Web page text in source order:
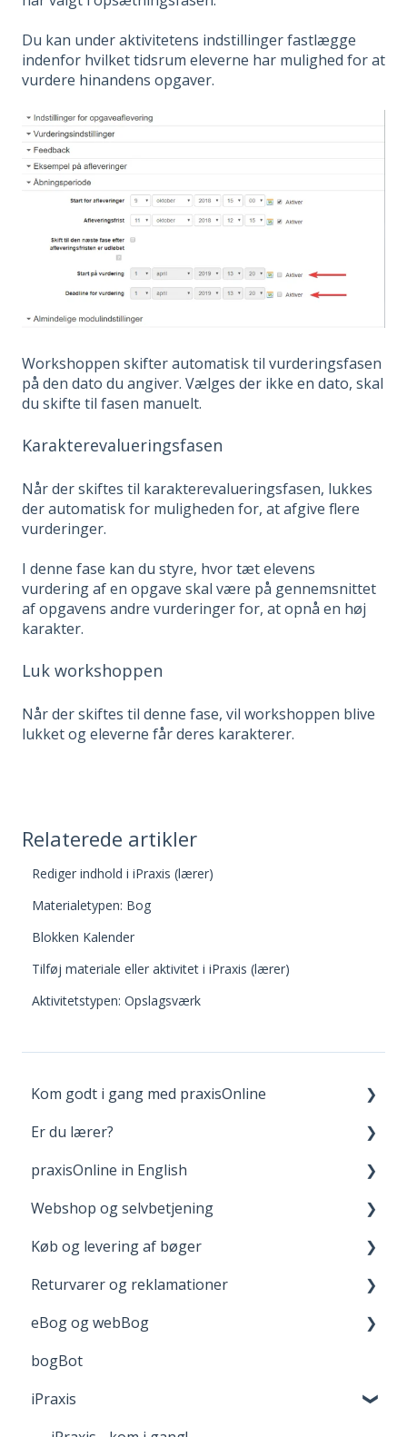
Du kan under aktivitetens indstillinger fastlægge
indenfor hvilket tidsrum eleverne har mulighed for at
vurdere hinandens opgaver.
Workshoppen skifter automatisk til vurderingsfasen
på den dato du angiver. Vælges der ikke en dato, skal
du skifte til fasen manuelt.
Karakterevalueringsfasen
Når der skiftes til karakterevalueringsfasen, lukkes
der automatisk for muligheden for, at afgive flere
vurderinger.
I denne fase kan du styre, hvor tæt elevens
vurdering af en opgave skal være på gennemsnittet
af opgavens andre vurderinger for, at opnå en høj
karakter.
Luk workshoppen
Når der skiftes til denne fase, vil workshoppen blive
lukket og eleverne får deres karakterer.
Kom godt i gang med praxisOnline
Opret bruger og login
Dine materialer på praxisOnline
Hjælp til tekniske udfordringer
Er du lærer?
Fagpakker
webBog og eBog+
boost
FGU - pædagogiske værktøjer
praxisOnline in English
Manage Your Account
Your Materials on praxisOnline
Help with Technical Issues
Webshop og selvbetjening
Opret bruger og login
Når du handler
Køb og levering af bøger
Levering
Adgang til digitale materialer
Returvarer og reklamationer
Returnering
Reklamation
Fortrydelsesret
eBog og webBog
Kom godt i gang med webBogen
bogBot
iPraxis
Relaterede artikler
Rediger indhold i iPraxis (lærer)
Materialetypen: Bog
Blokken Kalender
Tilføj materiale eller aktivitet i iPraxis (lærer)
Aktivitetstypen: Opslagsværk